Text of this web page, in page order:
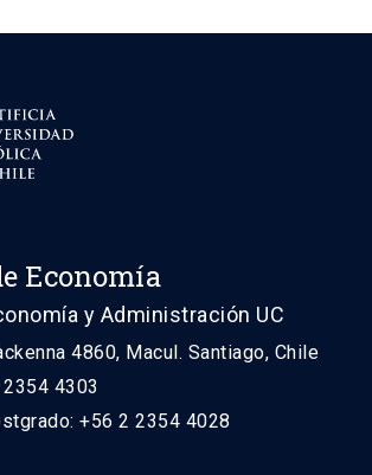
Economía
y Administración UC
4860, Macul. Santiago, Chile
4303
+56 2 2354 4028